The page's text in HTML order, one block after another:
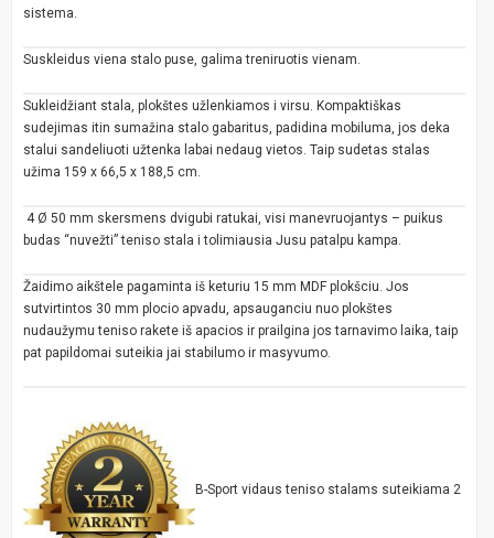
sistema.
Suskleidus viena stalo puse, galima treniruotis vienam.
Sukleidžiant stala, plokštes užlenkiamos i virsu. Kompaktiškas
sudejimas itin sumažina stalo gabaritus, padidina mobiluma, jos deka
stalui sandeliuoti užtenka labai nedaug vietos. Taip sudetas stalas
užima 159 x 66,5 x 188,5 cm.
4 Ø 50 mm skersmens dvigubi ratukai, visi manevruojantys – puikus
budas “nuvežti” teniso stala i tolimiausia Jusu patalpu kampa.
Žaidimo aikštele pagaminta iš keturiu 15 mm MDF plokšciu. Jos
sutvirtintos 30 mm plocio apvadu, apsauganciu nuo plokštes
nudaužymu teniso rakete iš apacios ir prailgina jos tarnavimo laika, taip
pat papildomai suteikia jai stabilumo ir masyvumo.
B-Sport vidaus teniso stalams suteikiama 2